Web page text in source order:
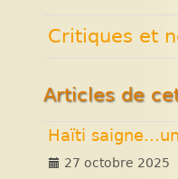
Critiques et
Articles de
Haïti
27 octobre 2025